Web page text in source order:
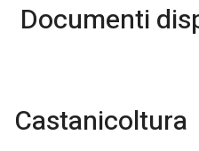
Documenti
Castanicoltura